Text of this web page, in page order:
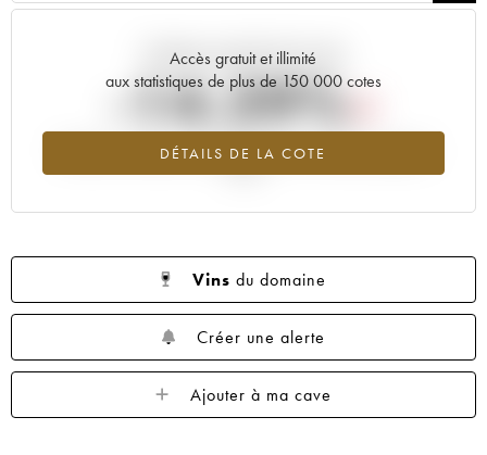
Accès gratuit et illimité
aux statistiques de plus de 150 000 cotes
DÉTAILS DE LA COTE
Tendance actuelle de la cote
-14.29%
Tendance à la baisse du millésime 2022 en 2026 par rapport à
Vins du domaine
Créer une alerte
Ajouter à ma cave